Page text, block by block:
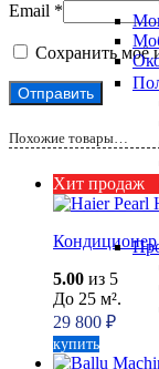
Email *
Сохранить моё
Похожие товары…
Хит продаж
5.00 из 5
До 25 м².
29 800 ₽
купить